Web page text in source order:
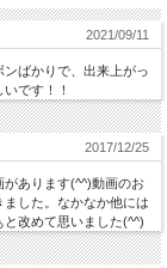
2021/09/11
ばかりで、出来上がっ
です！！
2017/12/25
があります(^^)動画のお
した。なかなか他には
改めて思いました(^^)